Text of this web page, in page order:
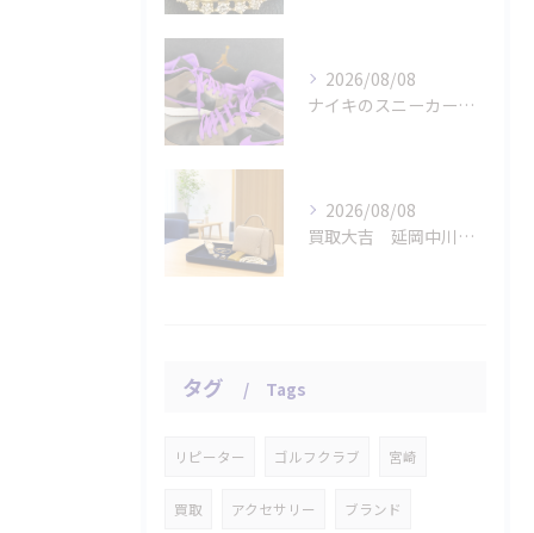
2026/08/08
ナイキのスニーカー「エアジョーダン １ミッド パロミノ」をお...
2026/08/08
買取大吉 延岡中川原店の断りやすい査定
タグ Tags
リピーター ゴルフクラブ 宮崎
買取 アクセサリー ブランド